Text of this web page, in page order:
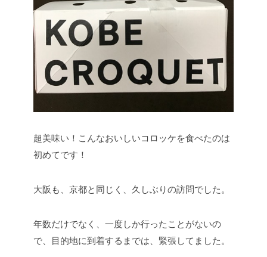
超美味い！こんなおいしいコロッケを食べたのは
初めてです！
大阪も、京都と同じく、久しぶりの訪問でした。
年数だけでなく、一度しか行ったことがないの
で、目的地に到着するまでは、緊張してました。